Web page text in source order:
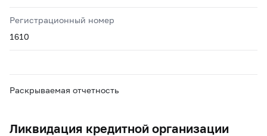
Регистрационный номер
1610
Раскрываемая отчетность
Ликвидация кредитной организации